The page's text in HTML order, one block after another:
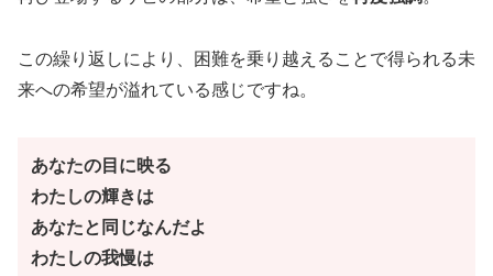
この繰り返しにより、困難を乗り越えることで得られる未
来への希望が溢れている感じですね。
あなたの目に映る
わたしの輝きは
あなたと同じなんだよ
わたしの我慢は